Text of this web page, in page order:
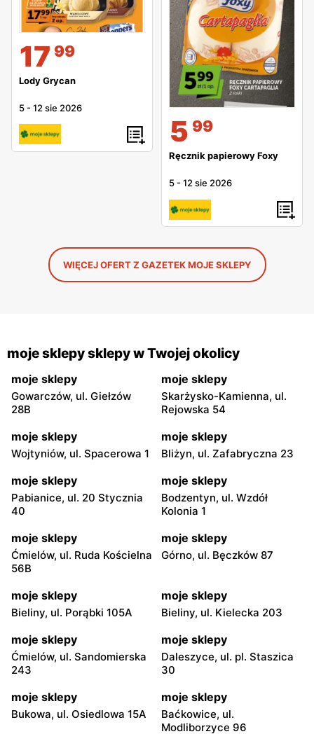
17 99
Lody Grycan
5 -12 sie 2026
5 99
Ręcznik papierowy Foxy
5 -12 sie 2026
WIĘCEJ OFERT Z GAZETEK MOJE SKLEPY
moje sklepy sklepy w Twojej okolicy
moje sklepy
Gowarczów, ul. Giełzów
28B
moje sklepy
Skarżysko-Kamienna, ul.
Rejowska 54
moje sklepy
Wojtyniów, ul. Spacerowa 1
moje sklepy
Bliżyn, ul. Zafabryczna 23
moje sklepy
Pabianice, ul. 20 Stycznia
40
moje sklepy
Bodzentyn, ul. Wzdół
Kolonia 1
moje sklepy
Ćmielów, ul. Ruda Kościelna
56B
moje sklepy
Górno, ul. Bęczków 87
moje sklepy
Bieliny, ul. Porąbki 105A
moje sklepy
Bieliny, ul. Kielecka 203
moje sklepy
Ćmielów, ul. Sandomierska
243
moje sklepy
Daleszyce, ul. pl. Staszica
30
moje sklepy
Bukowa, ul. Osiedlowa 15A
moje sklepy
Baćkowice, ul.
Modliborzyce 96